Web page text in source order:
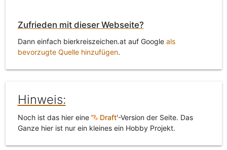
Zufrieden mit dieser Webseite?
Dann einfach bierkreiszeichen.at auf Google als
bevorzugte Quelle hinzufügen.
Hinweis:
Noch ist das hier eine ' Draft'-Version der Seite. Das
Ganze hier ist nur ein kleines ein Hobby Projekt.